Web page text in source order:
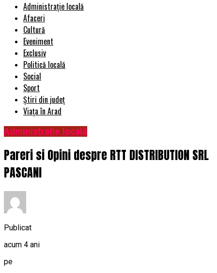
Administrație locală
Afaceri
Cultură
Eveniment
Exclusiv
Politică locală
Social
Sport
Știri din județ
Viața în Arad
Administrație locală
Pareri si Opini despre RTT DISTRIBUTION SRL
PASCANI
Publicat
acum 4 ani
pe